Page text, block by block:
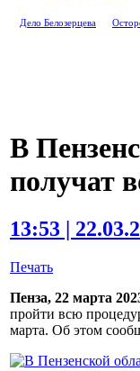
Дело Белозерцева
В
получат
13:53 |
Печать
Пенза, 22 марта
пройти всю
марта. Об этом